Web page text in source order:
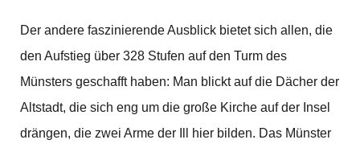
Der andere faszinierende Ausblick bietet sich allen, die
den Aufstieg über 328 Stufen auf den Turm des
Münsters geschafft haben: Man blickt auf die Dächer der
Altstadt, die sich eng um die große Kirche auf der Insel
drängen, die zwei Arme der Ill hier bilden. Das Münster